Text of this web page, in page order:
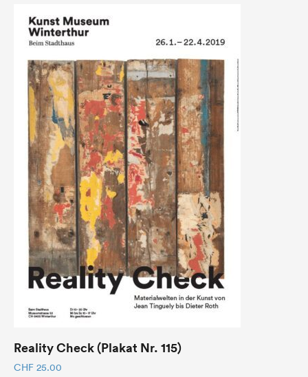
Reality Check (Plakat Nr. 115)
CHF 25.00